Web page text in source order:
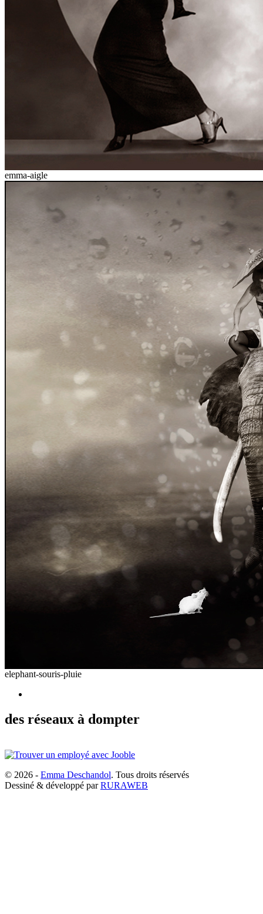
emma-aigle
elephant-souris-pluie
des réseaux à dompter
© 2026 - Emma Deschandol. Tous droits réservés
Dessiné & développé parRURAWEB